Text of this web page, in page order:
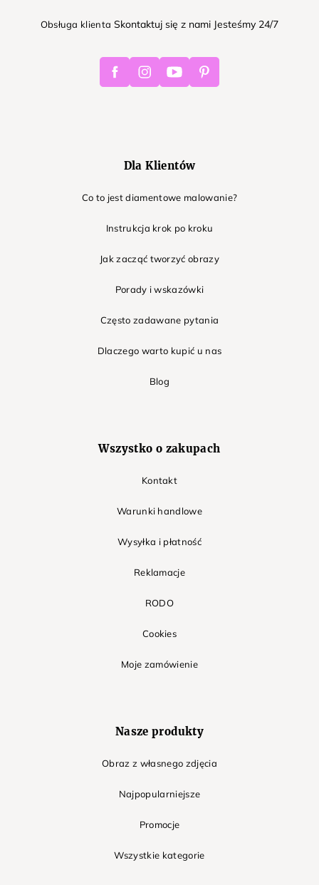
Obsługa klienta Skontaktuj się z nami Jesteśmy 24/7
FacebookInstagramYoutube Pinterest
Dla Klientów
Co to jest diamentowe malowanie?
Instrukcja krok po kroku
Jak zacząć tworzyć obrazy
Porady i wskazówki
Często zadawane pytania
Dlaczego warto kupić u nas
Blog
Wszystko o zakupach
Kontakt
Warunki handlowe
Wysyłka i płatność
Reklamacje
RODO
Cookies
Moje zamówienie
Nasze produkty
Obraz z własnego zdjęcia
Najpopularniejsze
Promocje
Wszystkie kategorie